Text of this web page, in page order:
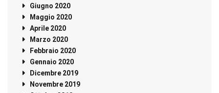
Giugno 2020
Maggio 2020
Aprile 2020
Marzo 2020
Febbraio 2020
Gennaio 2020
Dicembre 2019
Novembre 2019